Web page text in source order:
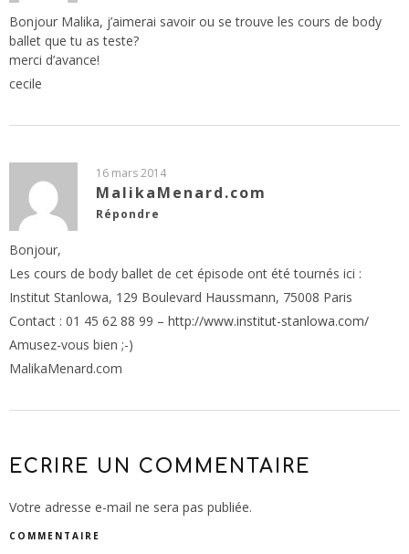
Bonjour Malika, j’aimerai savoir ou se trouve les cours de body
ballet que tu as teste?
merci d’avance!
cecile
16 mars 2014
MalikaMenard.com
Répondre
Bonjour,
Les cours de body ballet de cet épisode ont été tournés ici :
Institut Stanlowa, 129 Boulevard Haussmann, 75008 Paris
Contact : 01 45 62 88 99 – http://www.institut-stanlowa.com/
Amusez-vous bien ;-)
MalikaMenard.com
ECRIRE UN COMMENTAIRE
Votre adresse e-mail ne sera pas publiée.
COMMENTAIRE